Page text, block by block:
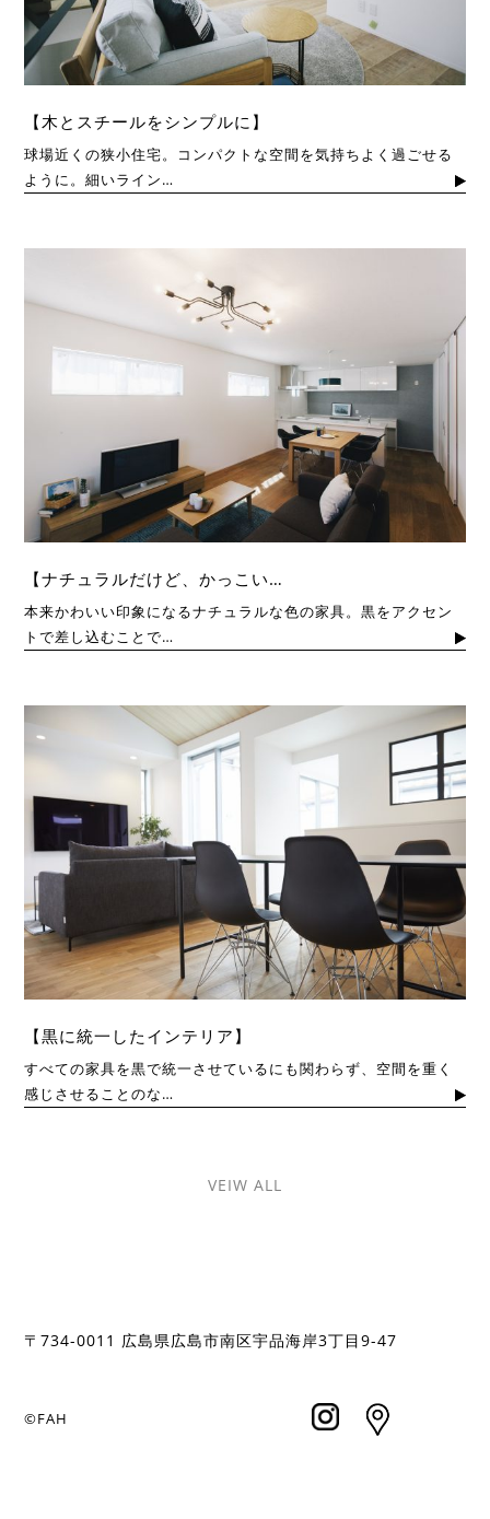
【木とスチールをシンプルに】
球場近くの狭小住宅。コンパクトな空間を気持ちよく過ごせる
ように。細いライン…
【ナチュラルだけど、かっこい…
本来かわいい印象になるナチュラルな色の家具。黒をアクセン
トで差し込むことで…
【黒に統一したインテリア】
すべての家具を黒で統一させているにも関わらず、空間を重く
感じさせることのな…
VEIW ALL
〒734-0011 広島県広島市南区宇品海岸3丁目9-47
©FAH